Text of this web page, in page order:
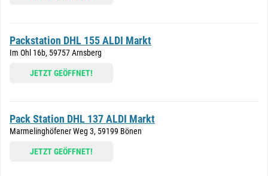
Packstation DHL 155 ALDI Markt
Im Ohl 16b, 59757 Arnsberg
JETZT GEÖFFNET!
Pack Station DHL 137 ALDI Markt
Marmelinghöfener Weg 3, 59199 Bönen
JETZT GEÖFFNET!